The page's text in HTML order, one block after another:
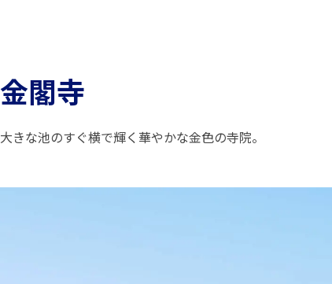
金閣寺
大きな池のすぐ横で輝く華やかな金色の寺院。